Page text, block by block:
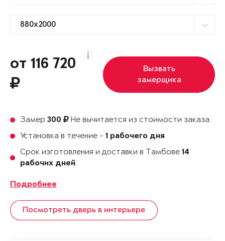
от 116 720
Вызвать
замерщика
Замер 300
Не вычитается из стоимости заказа.
Установка в течение - 1 рабочего дня
Срок изготовления и доставки в Тамбове 14
рабочих дней.
Подробнее
Посмотреть дверь в интерьере